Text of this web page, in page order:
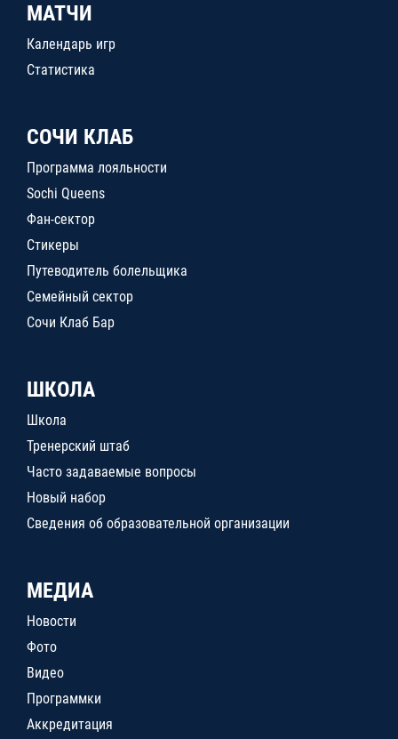
МАТЧИ
Календарь игр
Статистика
СОЧИ КЛАБ
Программа лояльности
Sochi Queens
Фан-сектор
Стикеры
Путеводитель болельщика
Семейный сектор
Сочи Клаб Бар
ШКОЛА
Школа
Тренерский штаб
Часто задаваемые вопросы
Новый набор
Сведения об образовательной организации
МЕДИА
Новости
Фото
Видео
Программки
Аккредитация